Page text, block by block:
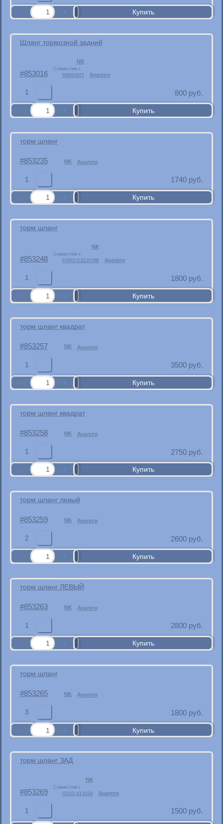
Шланг тормозной задний
853016
NK
Совместим с
MB950627
Аналоги
1 800 руб.
торм шланг
853235 NK Аналоги
1 1740 руб.
торм шланг
853248
NK
Совместим с
FORD7L8Z2078B
Аналоги
1 1800 руб.
торм шланг квадрат
853257 NK Аналоги
1 3500 руб.
торм шланг квадрат
853258 NK Аналоги
1 2750 руб.
торм шланг левый
853259 NK Аналоги
2 2600 руб.
торм шланг ЛЕВЫЙ
853263 NK Аналоги
1 2800 руб.
торм шланг
853265 NK Аналоги
3 1800 руб.
торм шланг ЗАД
853269
NK
Совместим с
GS1D-43-810A
Аналоги
1 1500 руб.